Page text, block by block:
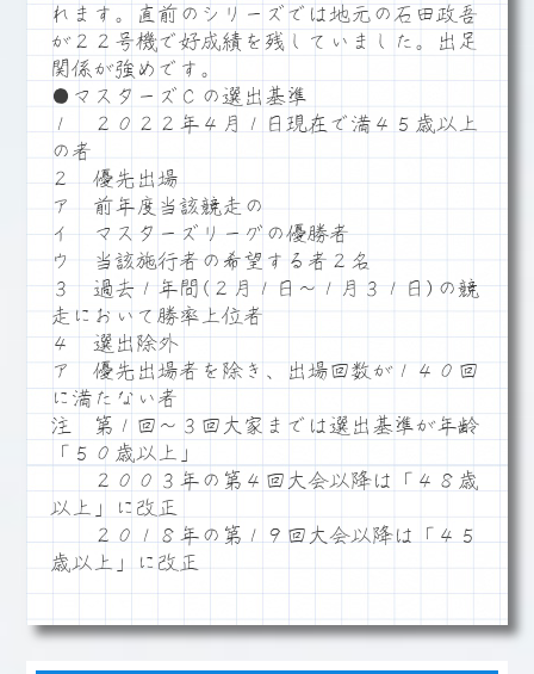
れます。直前のシリーズでは地元の石田政吾
が２２号機で好成績を残していました。出足
関係が強めです。
●マスターズＣの選出基準
１ ２０２２年４月１日現在で満４５歳以上
の者
２ 優先出場
ア 前年度当該競走の
イ マスターズリーグの優勝者
ウ 当該施行者の希望する者２名
３ 過去１年間(２月１日～１月３１日)の競
走において勝率上位者
４ 選出除外
ア 優先出場者を除き、出場回数が１４０回
に満たない者
注 第１回～３回大家までは選出基準が年齢
「５０歳以上」
２００３年の第４回大会以降は「４８歳
以上」に改正
２０１８年の第１９回大会以降は「４５
歳以上」に改正